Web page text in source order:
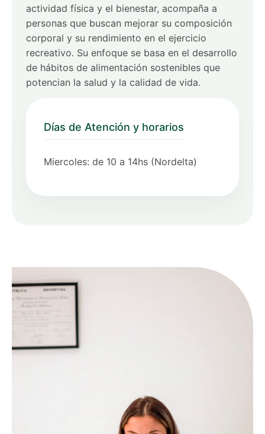
actividad física y el bienestar, acompaña a
personas que buscan mejorar su composición
corporal y su rendimiento en el ejercicio
recreativo. Su enfoque se basa en el desarrollo
de hábitos de alimentación sostenibles que
potencian la salud y la calidad de vida.
Días de Atención y horarios
Miercoles: de 10 a 14hs (Nordelta)